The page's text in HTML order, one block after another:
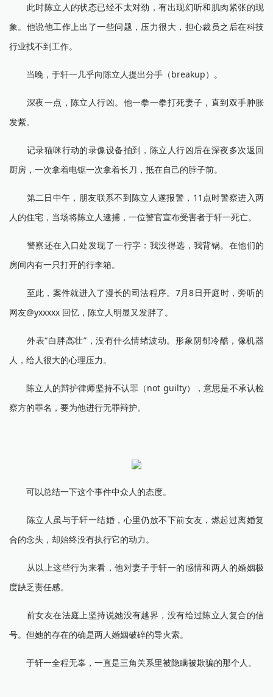
此时陈立人的状态已经不太对劲，有出现幻听和肌肉紧张的现
象。他说他工作上出了一些问题，压力很大，担心裁员之后在科技
行业找不到工作。
当晚，于轩一几乎向陈立人提出分手（breakup）。
深夜一点，陈立人行凶。他一拳一拳打死妻子，直到双手肿胀
发紫。
记录猫咪行动的录像设备拍到，陈立人行凶后在深夜多次返回
厨房，一次拿着电锯一次拿着长刀，抵在自己的脖子前。
第二日中午，朋友联系不到陈立人遂报警，11点时警察进入两
人的住宅，当场将陈立人逮捕，一位警官宣布受害者于轩一死亡。
警察还在入口处发现了一行字：我没得选，我背锅。在他们的
房间内有一只打开的行李箱。
至此，案件就进入了漫长的司法程序。7月8日开庭时，旁听的
网友@yxxxxx 回忆，陈立人明显又发胖了。
外表“白胖高壮”，没有什么情绪波动。形象阴郁冷酷，像机器
人，给人很大的心理压力。
陈立人的辩护律师坚持不认罪（not guilty），意思是不承认检
察方的罪名，要为他进行无罪辩护。
可以总结一下这个事件中众人的态度。
陈立人虽与于轩一结婚，心里仍放不下前女友，燃起过离婚复
合的念头，却始终没有执行它的动力。
从以上这些行为来看，他对妻子于轩一的感情和两人的婚姻极
度缺乏责任感。
前女友在法庭上坚持说她没有越界，没有给过陈立人复合的信
号。但她的存在的确是两人婚姻破碎的导火索。
于轩一全程无辜，一直是三角关系里被隐瞒被欺骗的那个人。